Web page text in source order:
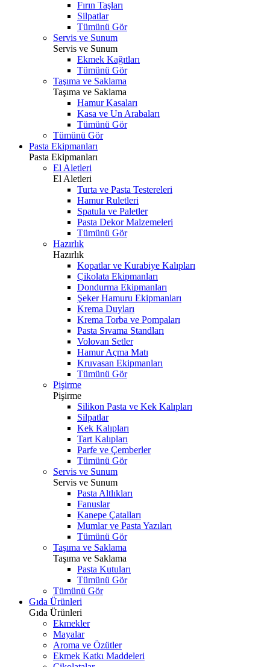
Fırın Taşları
Silpatlar
Tümünü Gör
Servis ve Sunum
Servis ve Sunum
Ekmek Kağıtları
Tümünü Gör
Taşıma ve Saklama
Taşıma ve Saklama
Hamur Kasaları
Kasa ve Un Arabaları
Tümünü Gör
Tümünü Gör
Pasta Ekipmanları
Pasta Ekipmanları
El Aletleri
El Aletleri
Turta ve Pasta Testereleri
Hamur Ruletleri
Spatula ve Paletler
Pasta Dekor Malzemeleri
Tümünü Gör
Hazırlık
Hazırlık
Kopatlar ve Kurabiye Kalıpları
Çikolata Ekipmanları
Dondurma Ekipmanları
Şeker Hamuru Ekipmanları
Krema Duyları
Krema Torba ve Pompaları
Pasta Sıvama Standları
Volovan Setler
Hamur Açma Matı
Kruvasan Ekipmanları
Tümünü Gör
Pişirme
Pişirme
Silikon Pasta ve Kek Kalıpları
Silpatlar
Kek Kalıpları
Tart Kalıpları
Parfe ve Çemberler
Tümünü Gör
Servis ve Sunum
Servis ve Sunum
Pasta Altlıkları
Fanuslar
Kanepe Çatalları
Mumlar ve Pasta Yazıları
Tümünü Gör
Taşıma ve Saklama
Taşıma ve Saklama
Pasta Kutuları
Tümünü Gör
Tümünü Gör
Gıda Ürünleri
Gıda Ürünleri
Ekmekler
Mayalar
Aroma ve Özütler
Ekmek Katkı Maddeleri